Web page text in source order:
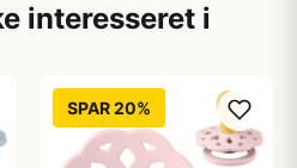
interesseret i
SPAR 20%